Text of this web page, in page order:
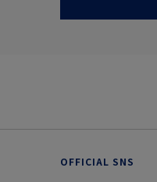
OFFICIAL SNS